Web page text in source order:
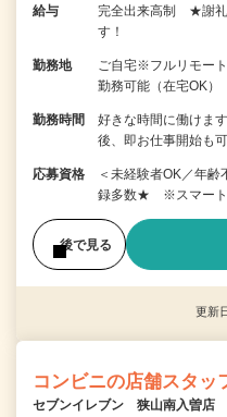
給与
完全出来高制 ★謝礼
す！
勤務地
ご自宅※フルリモー
勤務可能（在宅OK）
勤務時間
好きな時間に働けま
後、即お仕事開始も
応募資格
＜未経験者OK／年
録多数★ ※スマート
後で見る
更新
コンビニの店舗スタッ
セブンイレブン 狭山南入曽店